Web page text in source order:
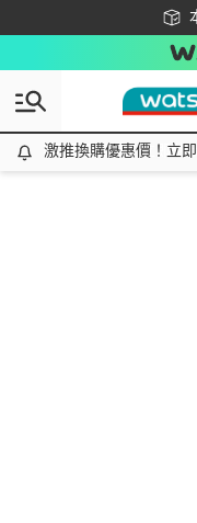
激推換購優惠價！立即點
激推換購優惠價！立